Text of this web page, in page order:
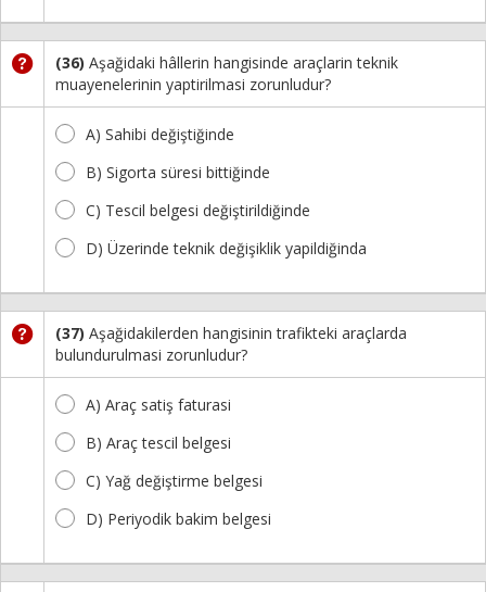
(36) Aşağidaki hâllerin hangisinde araçlarin teknik
muayenelerinin yaptirilmasi zorunludur?
A) Sahibi değiştiğinde
B) Sigorta süresi bittiğinde
C) Tescil belgesi değiştirildiğinde
D) Üzerinde teknik değişiklik yapildiğinda
(37) Aşağidakilerden hangisinin trafikteki araçlarda
bulundurulmasi zorunludur?
A) Araç satiş faturasi
B) Araç tescil belgesi
C) Yağ değiştirme belgesi
D) Periyodik bakim belgesi